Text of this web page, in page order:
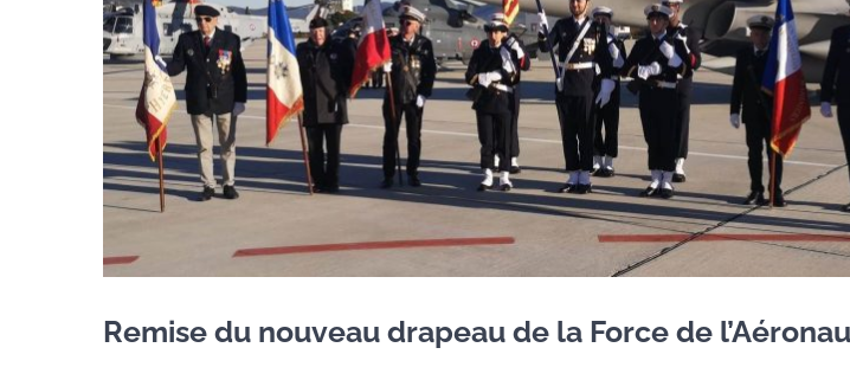
Remise du nouveau drapeau de la Force de